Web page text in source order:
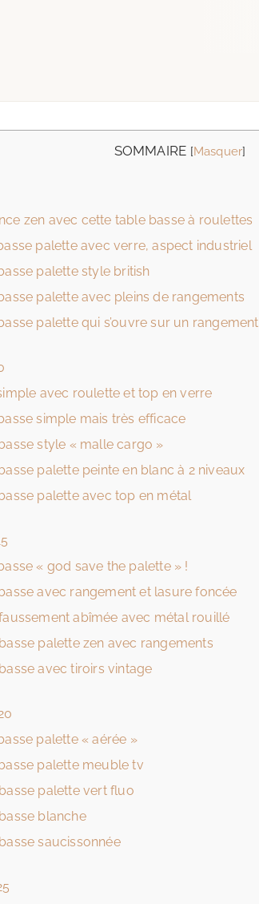
SOMMAIRE [Masquer]
zen avec cette table basse à roulettes
palette avec verre, aspect industriel
palette style british
palette avec pleins de rangements
palette qui s’ouvre sur un rangement
avec roulette et top en verre
simple mais très efficace
style « malle cargo »
palette peinte en blanc à 2 niveaux
palette avec top en métal
« god save the palette » !
avec rangement et lasure foncée
abîmée avec métal rouillé
palette zen avec rangements
avec tiroirs vintage
palette « aérée »
palette meuble tv
palette vert fluo
blanche
saucissonnée